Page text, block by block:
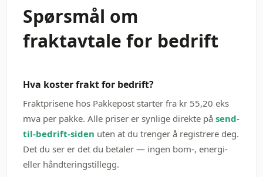
Spørsmål om
fraktavtale for bedrift
Hva koster frakt for bedrift?
Fraktprisene hos Pakkepost starter fra kr 55,20 eks
mva per pakke. Alle priser er synlige direkte på send-
til-bedrift-siden uten at du trenger å registrere deg.
Det du ser er det du betaler — ingen bom-, energi-
eller håndteringstillegg.